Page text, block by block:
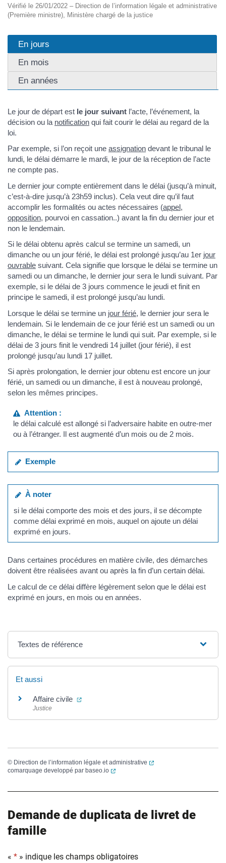
Vérifié le 26/01/2022 – Direction de l’information légale et administrative
(Première ministre), Ministère chargé de la justice
En jours
En mois
En années
Le jour de départ est le jour suivant l’acte, l’événement, la
décision ou la notification qui fait courir le délai au regard de la
loi.
Par exemple, si l’on reçoit une assignation devant le tribunal le
lundi, le délai démarre le mardi, le jour de la réception de l’acte
ne compte pas.
Le dernier jour compte entièrement dans le délai (jusqu’à minuit,
c’est-à-dire jusqu’à 23h59 inclus). Cela veut dire qu’il faut
accomplir les formalités ou actes nécessaires (appel,
opposition, pourvoi en cassation..) avant la fin du dernier jour et
non le lendemain.
Si le délai obtenu après calcul se termine un samedi, un
dimanche ou un jour férié, le délai est prolongé jusqu’au 1er jour
ouvrable suivant. Cela signifie que lorsque le délai se termine un
samedi ou un dimanche, le dernier jour sera le lundi suivant. Par
exemple, si le délai de 3 jours commence le jeudi et finit en
principe le samedi, il est prolongé jusqu’au lundi.
Lorsque le délai se termine un jour férié, le dernier jour sera le
lendemain. Si le lendemain de ce jour férié est un samedi ou un
dimanche, le délai se termine le lundi qui suit. Par exemple, si le
délai de 3 jours finit le vendredi 14 juillet (jour férié), il est
prolongé jusqu’au lundi 17 juillet.
Si après prolongation, le dernier jour obtenu est encore un jour
férié, un samedi ou un dimanche, il est à nouveau prolongé,
selon les mêmes principes.
Attention :
le délai calculé est allongé si l’adversaire habite en outre-mer
ou à l’étranger. Il est augmenté d’un mois ou de 2 mois.
Exemple
À noter
si le délai comporte des mois et des jours, il se décompte
comme délai exprimé en mois, auquel on ajoute un délai
exprimé en jours.
Dans certaines procédures en matière civile, des démarches
doivent être réalisées avant ou après la fin d’un certain délai.
Le calcul de ce délai diffère légèrement selon que le délai est
exprimé en jours, en mois ou en années.
Textes de référence
Et aussi
Affaire civile (ouverture dans un nouvel onglet)
Justice
© Direction de l’information légale et administrative
(ouverture dans un
comarquage developpé par baseo.io (ouverture dans un nouvel onglet)
Demande de duplicata de livret de
famille
« * » indique les champs obligatoires